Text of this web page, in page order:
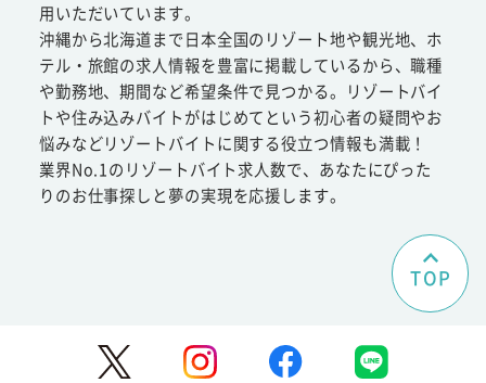
用いただいています。
沖縄から北海道まで日本全国のリゾート地や観光地、ホ
テル・旅館の求人情報を豊富に掲載しているから、職種
や勤務地、期間など希望条件で見つかる。リゾートバイ
トや住み込みバイトがはじめてという初心者の疑問やお
悩みなどリゾートバイトに関する役立つ情報も満載！
業界No.1のリゾートバイト求人数で、あなたにぴった
りのお仕事探しと夢の実現を応援します。
TOP